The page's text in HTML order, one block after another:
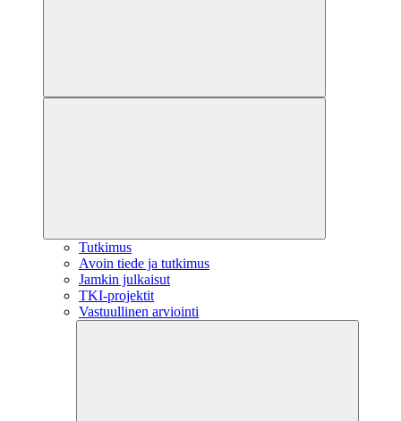
Tutkimus
Avoin tiede ja tutkimus
Jamkin julkaisut
TKI-projektit
Vastuullinen arviointi